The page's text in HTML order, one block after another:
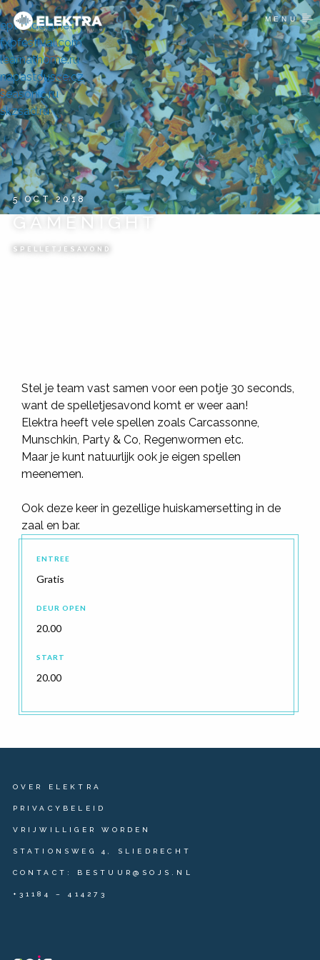
eptondela.net
fxpfestival.com
learnathome.ru
napastousce.cz
seasonic.ru
skzsad.ru
MENU
5 OCT 2018
GAMENIGHT
SPELLETJESAVOND
Stel je team vast samen voor een potje 30 seconds,
want de spelletjesavond komt er weer aan!
Elektra heeft vele spellen zoals Carcassonne,
Munschkin, Party & Co, Regenwormen etc.
Maar je kunt natuurlijk ook je eigen spellen
meenemen.
Ook deze keer in gezellige huiskamersetting in de
zaal en bar.
ENTREE
Gratis
DEUR OPEN
20.00
START
20.00
OVER ELEKTRA
PRIVACYBELEID
VRIJWILLIGER WORDEN
STATIONSWEG 4, SLIEDRECHT
CONTACT: BESTUUR@SOJS.NL
+31184 – 414273